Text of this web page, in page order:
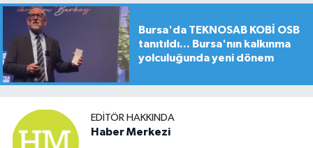
Bursa'da TEKNOSAB KOBİ OSB
tanıtıldı... Bursa'nın kalkınma
yolculuğunda yeni dönem
EDITÖR HAKKINDA
Haber Merkezi